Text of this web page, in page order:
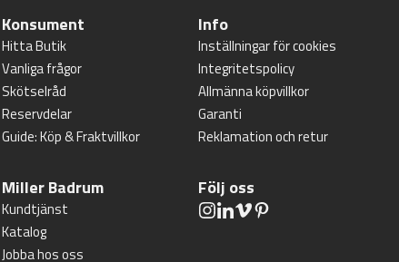
Konsument
Hitta Butik
Vanliga frågor
Skötselråd
Reservdelar
Guide: Köp & Fraktvillkor
Info
Inställningar för cookies
Integritetspolicy
Allmänna köpvillkor
Garanti
Reklamation och retur
Miller Badrum
Kundtjänst
Katalog
Jobba hos oss
Följ oss